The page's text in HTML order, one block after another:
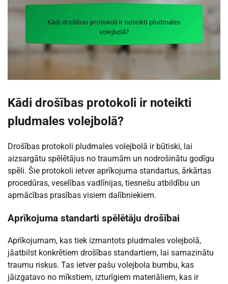
Kādi drošības protokoli ir noteikti
pludmales volejbolā?
Drošības protokoli pludmales volejbolā ir būtiski, lai
aizsargātu spēlētājus no traumām un nodrošinātu godīgu
spēli. Šie protokoli ietver aprīkojuma standartus, ārkārtas
procedūras, veselības vadlīnijas, tiesnešu atbildību un
apmācības prasības visiem dalībniekiem.
Aprīkojuma standarti spēlētāju drošībai
Aprīkojumam, kas tiek izmantots pludmales volejbolā,
jāatbilst konkrētiem drošības standartiem, lai samazinātu
traumu riskus. Tas ietver pašu volejbola bumbu, kas
jāizgatavo no mīkstiem, izturīgiem materiāliem, kas ir